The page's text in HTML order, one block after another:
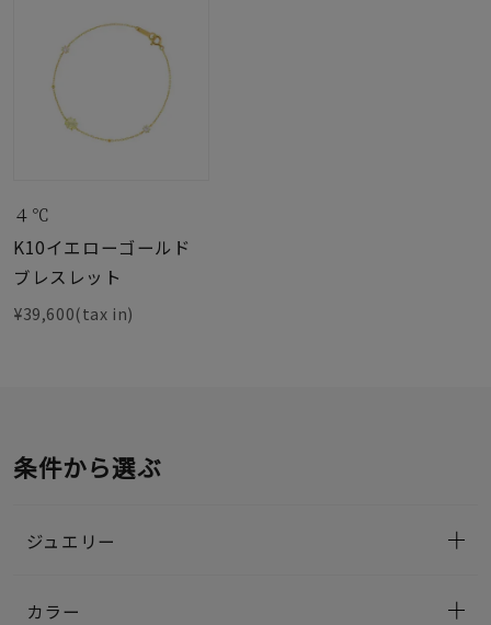
４℃
K10イエローゴールド
ブレスレット
¥39,600(tax in)
条件から選ぶ
ジュエリー
カラー